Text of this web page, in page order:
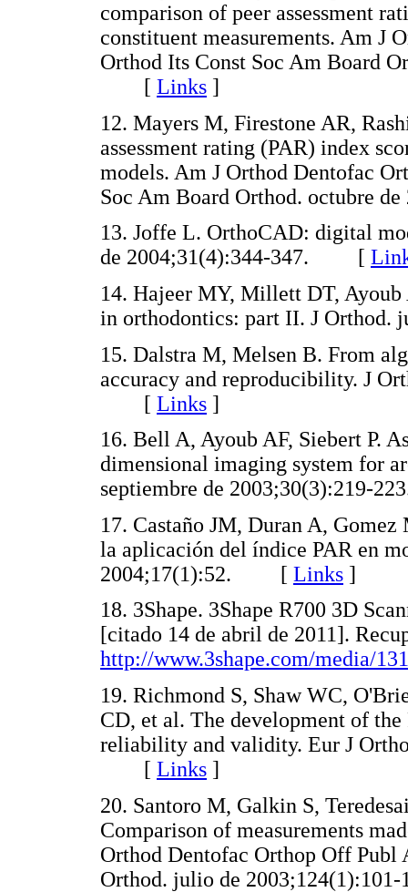
comparison of peer assessment
constituent measurements. Am J
Orthod Its Const Soc Am Board
[ Links ]
12. Mayers M, Firestone AR,
assessment rating (PAR) index
models. Am J Orthod Dentofac
Soc Am Board Orthod.
13. Joffe L. OrthoCAD: digital
de 2004;31(4):344-347. [
14. Hajeer MY, Millett DT,
in orthodontics: part II. J
15. Dalstra M, Melsen B. From
accuracy and reproducibility. J
[ Links ]
16. Bell A, Ayoub AF, Siebert P.
dimensional imaging system for
septiembre de
17. Castaño JM, Duran A,
la aplicación del índice PAR en
2004;17(1):52. [ Links ]
18. 3Shape. 3Shape R700 3D
[citado 14 de abril de 2011].
http://www.3shape.com/media/
19. Richmond S, Shaw WC,
CD, et al. The development of
reliability and validity. Eur J
[ Links ]
20. Santoro M, Galkin S,
Comparison of measurements
Orthod Dentofac Orthop Off Publ
Orthod. julio de